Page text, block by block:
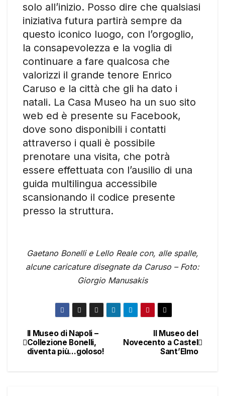
solo all’inizio. Posso dire che qualsiasi
iniziativa futura partirà sempre da
questo iconico luogo, con l’orgoglio,
la consapevolezza e la voglia di
continuare a fare qualcosa che
valorizzi il grande tenore Enrico
Caruso e la città che gli ha dato i
natali. La Casa Museo ha un suo sito
web ed è presente su Facebook,
dove sono disponibili i contatti
attraverso i quali è possibile
prenotare una visita, che potrà
essere effettuata con l’ausilio di una
guida multilingua accessibile
scansionando il codice presente
presso la struttura.
Gaetano Bonelli e Lello Reale con, alle spalle,
alcune caricature disegnate da Caruso – Foto:
Giorgio Manusakis
Navigazione
articoli
Il Museo del
Novecento a Castel
Sant’Elmo
Il Museo di Napoli –
Collezione Bonelli,
diventa più…goloso!